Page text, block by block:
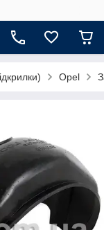
Opel